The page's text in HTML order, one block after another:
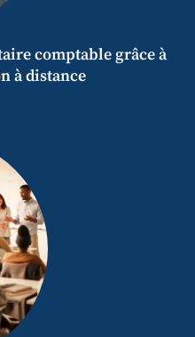
comptable grâce à
à distance